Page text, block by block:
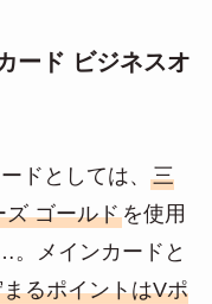
ード ビジネスオ
ドとしては、 三
ズ ゴールドを使用
。メインカードと
るポイントはVポ